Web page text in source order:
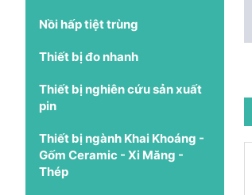
Nồi hấp tiệt trùng
Thiết bị đo nhanh
Thiết bị nghiên cứu sản xuất
pin
Thiết bị ngành Khai Khoáng -
Gốm Ceramic - Xi Măng -
Thép